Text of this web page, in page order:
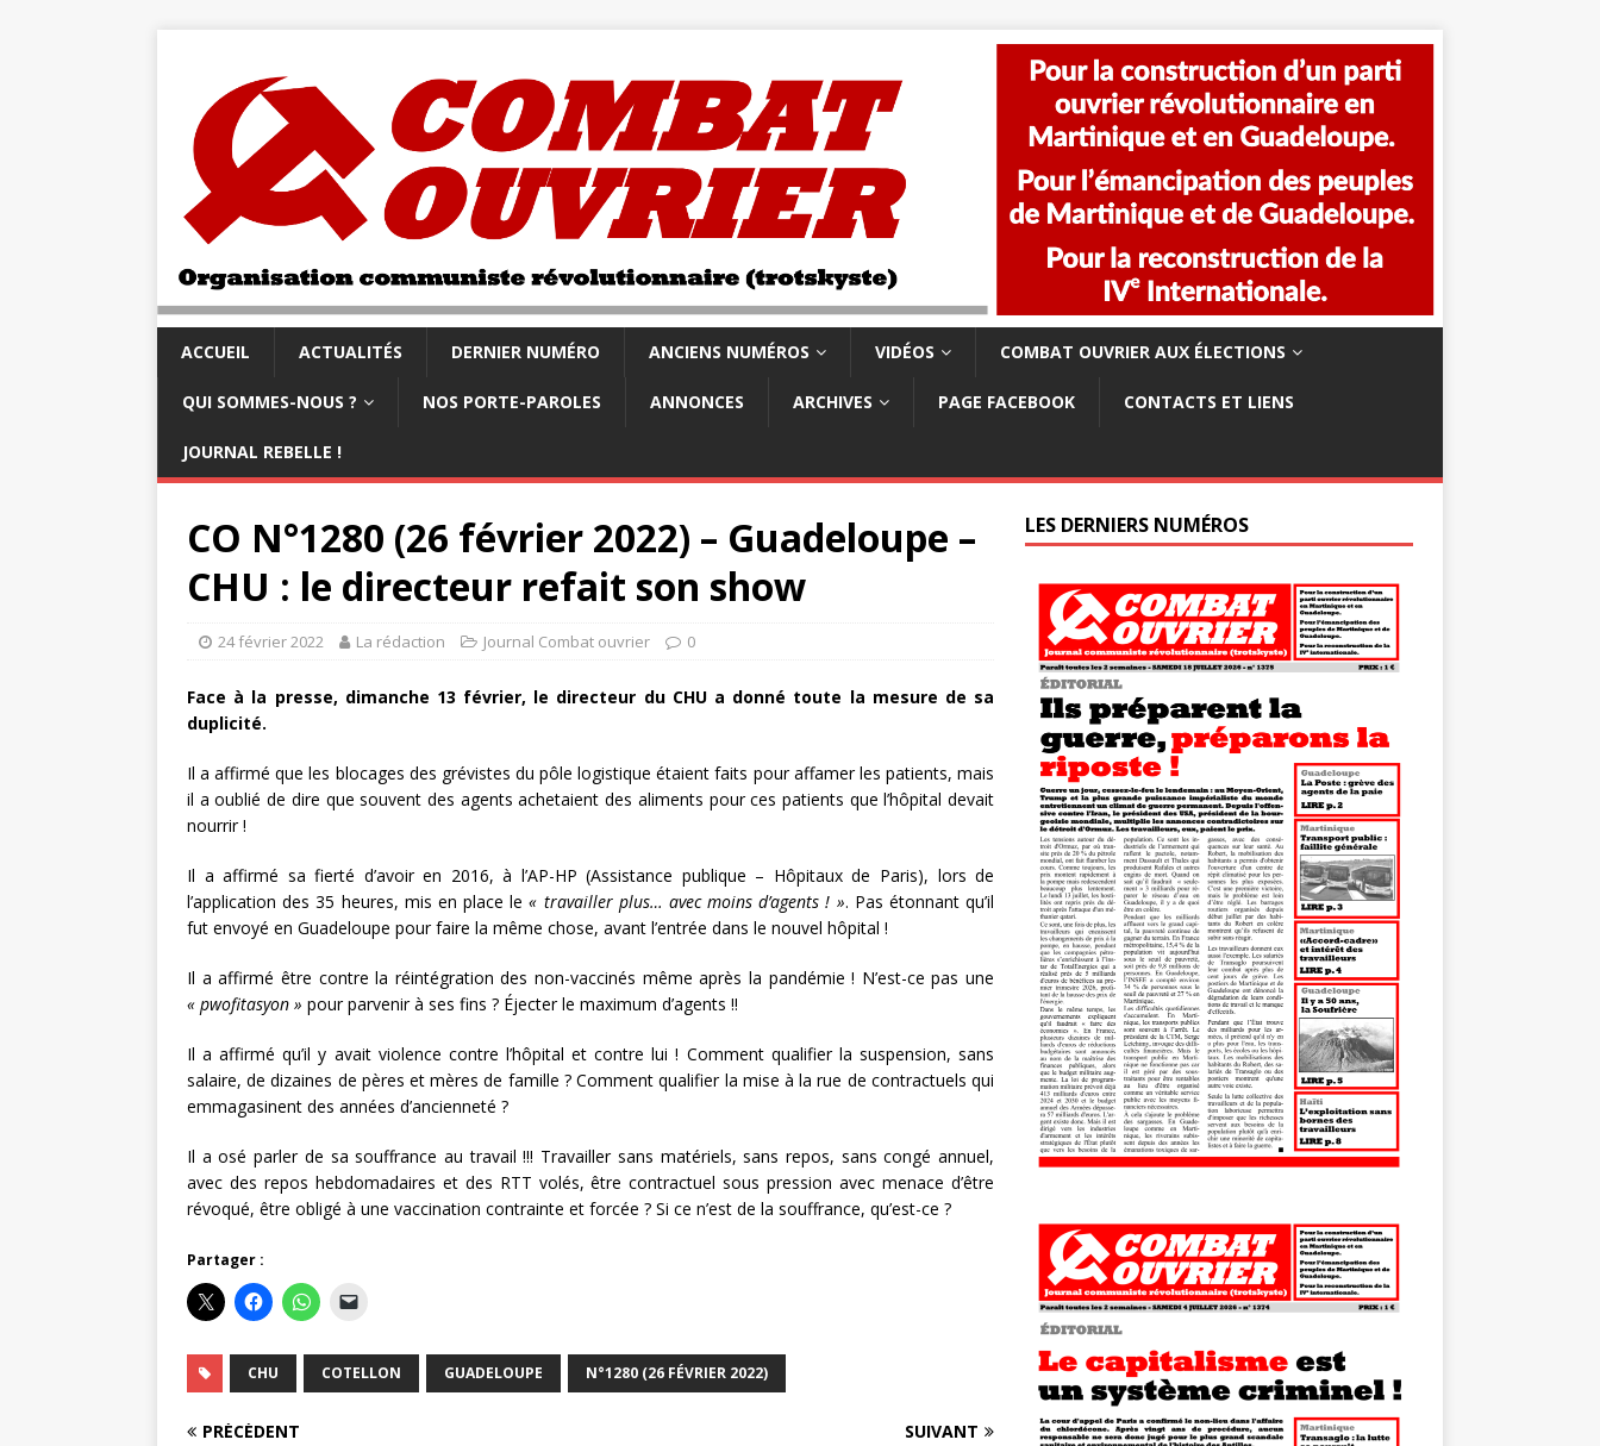
ACCUEIL ACTUALITÉS DERNIER NUMÉRO ANCIENS NUMÉROS VIDÉOS COMBAT OUVRIER AUX ÉLECTIONS
QUI SOMMES-NOUS ? NOS PORTE-PAROLES ANNONCES ARCHIVES PAGE FACEBOOK CONTACTS ET LIENS
JOURNAL REBELLE !
CO N°1280 (26 février 2022) – Guadeloupe –
CHU : le directeur refait son show
24 février 2022 La rédaction Journal Combat ouvrier 0
Face à la presse, dimanche 13 février, le directeur du CHU a donné toute la mesure de sa
duplicité.
Il a affirmé que les blocages des grévistes du pôle logistique étaient faits pour affamer les patients, mais
il a oublié de dire que souvent des agents achetaient des aliments pour ces patients que l’hôpital devait
nourrir !
Il a affirmé sa fierté d’avoir en 2016, à l’AP-HP (Assistance publique – Hôpitaux de Paris), lors de
l’application des 35 heures, mis en place le« travailler plus… avec moins d’agents ! ». Pas étonnant qu’il
fut envoyé en Guadeloupe pour faire la même chose, avant l’entrée dans le nouvel hôpital !
Il a affirmé être contre la réintégration des non-vaccinés même après la pandémie ! N’est-ce pas une
« pwofitasyon » pour parvenir à ses fins ? Éjecter le maximum d’agents !!
Il a affirmé qu’il y avait violence contre l’hôpital et contre lui ! Comment qualifier la suspension, sans
salaire, de dizaines de pères et mères de famille ? Comment qualifier la mise à la rue de contractuels qui
emmagasinent des années d’ancienneté ?
Il a osé parler de sa souffrance au travail !!! Travailler sans matériels, sans repos, sans congé annuel,
avec des repos hebdomadaires et des RTT volés, être contractuel sous pression avec menace d’être
révoqué, être obligé à une vaccination contrainte et forcée ? Si ce n’est de la souffrance, qu’est-ce ?
Partager :
CHU COTELLON GUADELOUPE N°1280 (26 FÉVRIER 2022)
PRÉCÉDENT SUIVANT
LES DERNIERS NUMÉROS